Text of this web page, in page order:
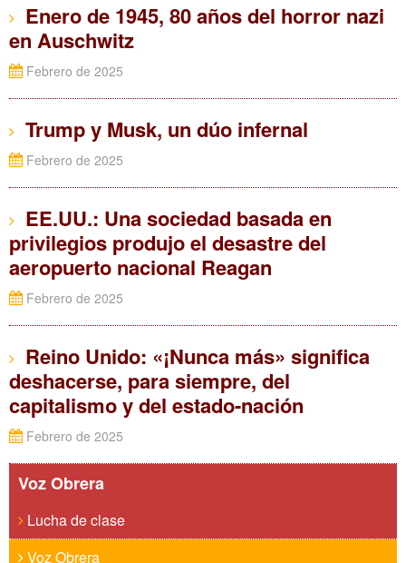
Enero de 1945, 80 años del horror nazi
en Auschwitz
Febrero de 2025
Trump y Musk, un dúo infernal
Febrero de 2025
EE.UU.: Una sociedad basada en
privilegios produjo el desastre del
aeropuerto nacional Reagan
Febrero de 2025
Reino Unido: «¡Nunca más» significa
deshacerse, para siempre, del
capitalismo y del estado-nación
Febrero de 2025
Voz Obrera
Lucha de clase
Voz Obrera